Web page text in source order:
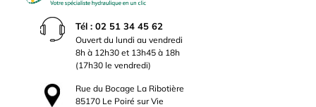
Tél : 02 51 34 45 62
Ouvert du lundi au vendredi
8h à 12h30 et 13h45 à 18h
(17h30 le vendredi)
Rue du Bocage La Ribotière
85170 Le Poiré sur Vie